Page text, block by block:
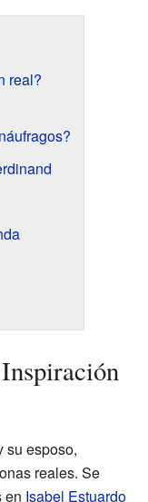
real?
su esposo,
reales. Se
en Isabel Estuardo